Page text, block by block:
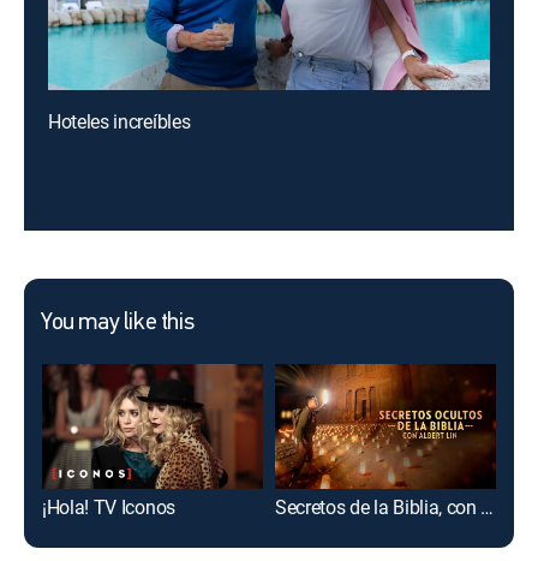
Hoteles increíbles
You may like this
¡Hola! TV Iconos Secretos de la Biblia, con Albert Lin